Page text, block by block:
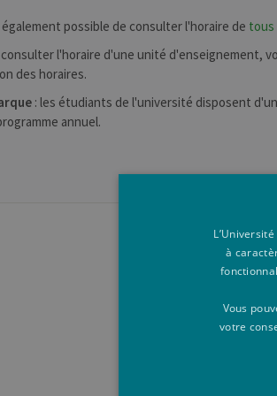
possible de consulter l'horaire de tous
consulter l'horaire d'une unité d'enseignement,
des horaires.
: les étudiants de l'université disposent
annuel.
Des questions
à
Vous
votre